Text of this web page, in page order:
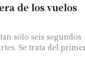
de los vuelos
sólo seis segundos
Se trata del